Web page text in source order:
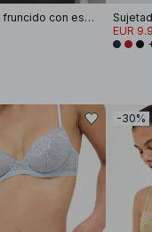
Top suave fruncido con escote en V
EUR
-30%